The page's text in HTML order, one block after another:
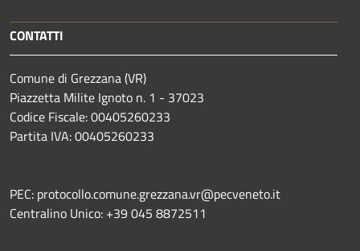
CONTATTI
Comune di Grezzana (VR)
Piazzetta Milite Ignoto n. 1 - 37023
Codice Fiscale: 00405260233
Partita IVA: 00405260233
PEC: protocollo.comune.grezzana.vr@pecveneto.it
Centralino Unico: +39 045 8872511